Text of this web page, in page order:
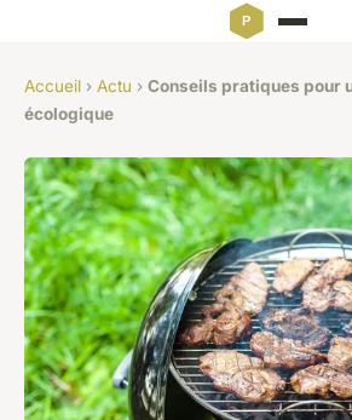
Accueil › Actu › Conseils pratiques pour
écologique